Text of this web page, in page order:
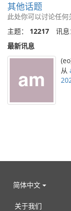
其他话题
此处你可以讨论任
主题： 12217 讯息
最新讯息
从
简体中文
关于我们